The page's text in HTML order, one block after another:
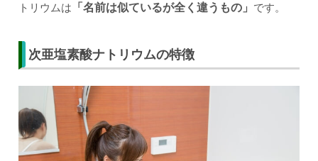
トリウムは 「名前は似ているが全く違うもの」 です。
次亜塩素酸ナトリウムの特徴